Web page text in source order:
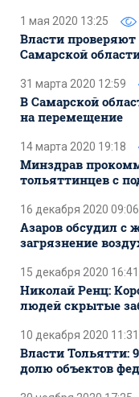
1 мая 2020 13:25
Власти
Самарской
31 марта 2020 12:59
В Самарской
на перемещение
14 марта 2020 19:18
Минздрав
тольяттинцев с
16 декабря 2020 09:06
Азаров обсудил с
загрязнение
15 декабря 2020 16:41
Николай Ренц:
людей скрытые
10 декабря 2020 11:31
Власти Тольятти:
долю объектов